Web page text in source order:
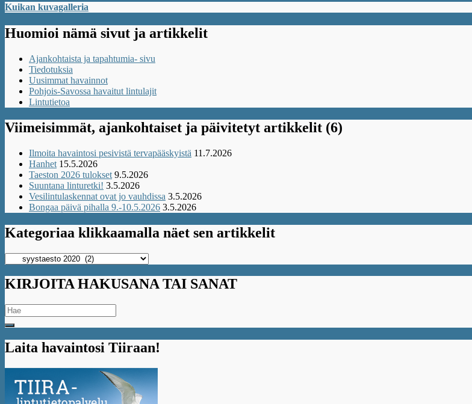
Kuikan kuvagalleria
Huomioi nämä sivut ja artikkelit
Ajankohtaista ja tapahtumia- sivu
Tiedotuksia
Uusimmat havainnot
Pohjois-Savossa havaitut lintulajit
Lintutietoa
Viimeisimmät, ajankohtaiset ja päivitetyt artikkelit (6)
Ilmoita havaintosi pesivistä tervapääskyistä 11.7.2026
Hanhet 15.5.2026
Taeston 2026 tulokset 9.5.2026
Suuntana linturetki! 3.5.2026
Vesilintulaskennat ovat jo vauhdissa 3.5.2026
Bongaa päivä pihalla 9.-10.5.2026 3.5.2026
Kategoriaa klikkaamalla näet sen artikkelit
Kategoriaa
näet
sen
KIRJOITA HAKUSANA TAI SANAT
Search
for:
Laita havaintosi Tiiraan!